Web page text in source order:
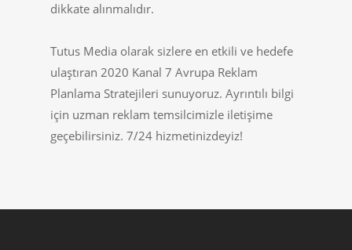
dikkate alınmalıdır.
Tutus Media olarak sizlere en etkili ve hedefe
ulaştıran 2020 Kanal 7 Avrupa Reklam
Planlama Stratejileri sunuyoruz. Ayrıntılı bilgi
için uzman reklam temsilcimizle iletişime
geçebilirsiniz. 7/24 hizmetinizdeyiz!